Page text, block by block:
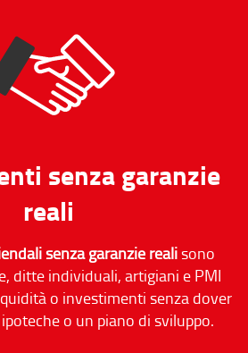
senza garanzie
reali
senza garanzie realisono
ditte individuali, artigiani e PMI
o investimenti senza dover
o un piano di sviluppo.